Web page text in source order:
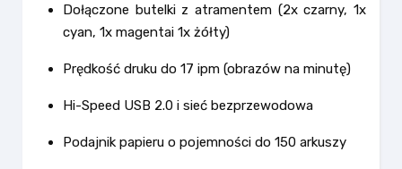
Dołączone butelki z atramentem (2x czarny, 1x
cyan, 1x magentai 1x żółty)
Prędkość druku do 17 ipm (obrazów na minutę)
Hi-Speed USB 2.0 i sieć bezprzewodowa
Podajnik papieru o pojemności do 150 arkuszy